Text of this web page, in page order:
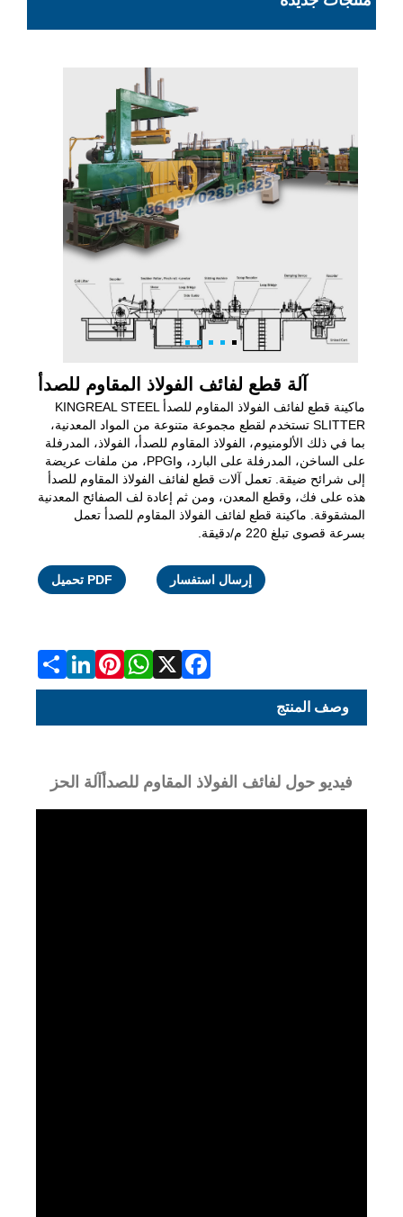
آلة قطع لفائف الفولاذ المقاوم للصدأ
ماكينة قطع لفائف الفولاذ المقاوم للصدأ KINGREAL STEEL
SLITTER تستخدم لقطع مجموعة متنوعة من المواد المعدنية،
بما في ذلك الألومنيوم، الفولاذ المقاوم للصدأ، الفولاذ، المدرفلة
على الساخن، المدرفلة على البارد، وPPGI، من ملفات عريضة
إلى شرائح ضيقة. تعمل آلات قطع لفائف الفولاذ المقاوم للصدأ
هذه على فك، وقطع المعدن، ومن ثم إعادة لف الصفائح المعدنية
المشقوقة. ماكينة قطع لفائف الفولاذ المقاوم للصدأ تعمل
بسرعة قصوى تبلغ 220 م/دقيقة.
إرسال استفسار PDF تحميل
وصف المنتج
فيديو حول لفائف الفولاذ المقاوم للصدأ آلة الحز